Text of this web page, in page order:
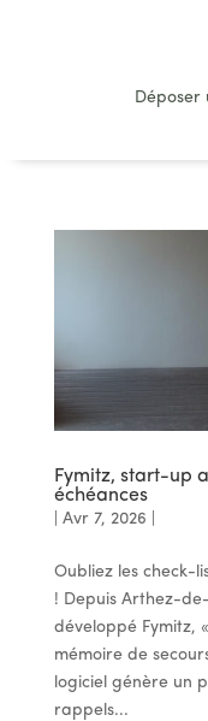
Déposer
Fymitz, start-up
échéances
Avr 7, 2026
Oubliez les check-
! Depuis Arthez-
développé Fymitz,
mémoire de
logiciel génère un
rappels...